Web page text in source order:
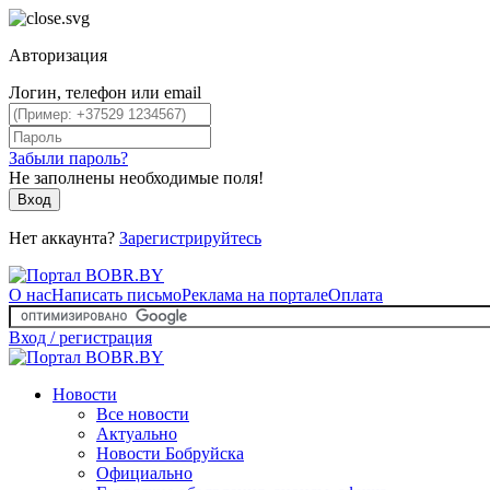
Авторизация
Логин, телефон или email
Забыли пароль?
Не заполнены необходимые поля!
Вход
Нет аккаунта? Зарегистрируйтесь
О насНаписать письмоРеклама на порталеОплата
Вход / регистрация
Новости
Все новости
Актуально
Новости Бобруйска
Официально